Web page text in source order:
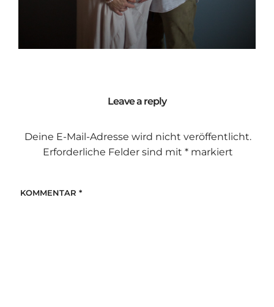
Leave a reply
Deine E-Mail-Adresse wird nicht veröffentlicht.
Erforderliche Felder sind mit *markiert
KOMMENTAR *